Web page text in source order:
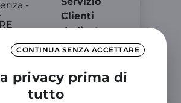
CONTINUA SENZA ACCETTARE
privacy prima di
tutto
Clienti
dedicato